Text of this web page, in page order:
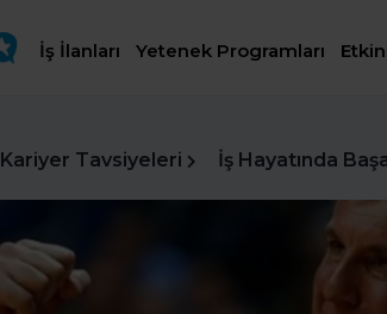
İş İlanları Yetenek Programları
Kariyer Tavsiyeleri İş Hayatında